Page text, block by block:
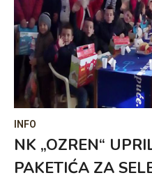
INFO
NK „OZREN“
PAKETIĆA ZA